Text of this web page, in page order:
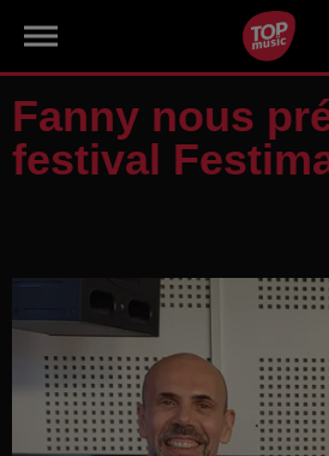
Fanny nous
festival